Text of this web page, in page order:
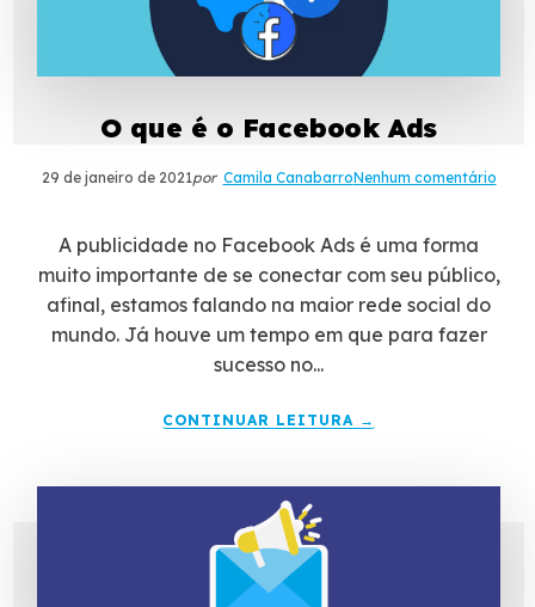
O que é o Facebook Ads
29 de janeiro de 2021por Camila CanabarroNenhum comentário
A publicidade no Facebook Ads é uma forma
muito importante de se conectar com seu público,
afinal, estamos falando na maior rede social do
mundo. Já houve um tempo em que para fazer
sucesso no...
CONTINUAR LEITURA →